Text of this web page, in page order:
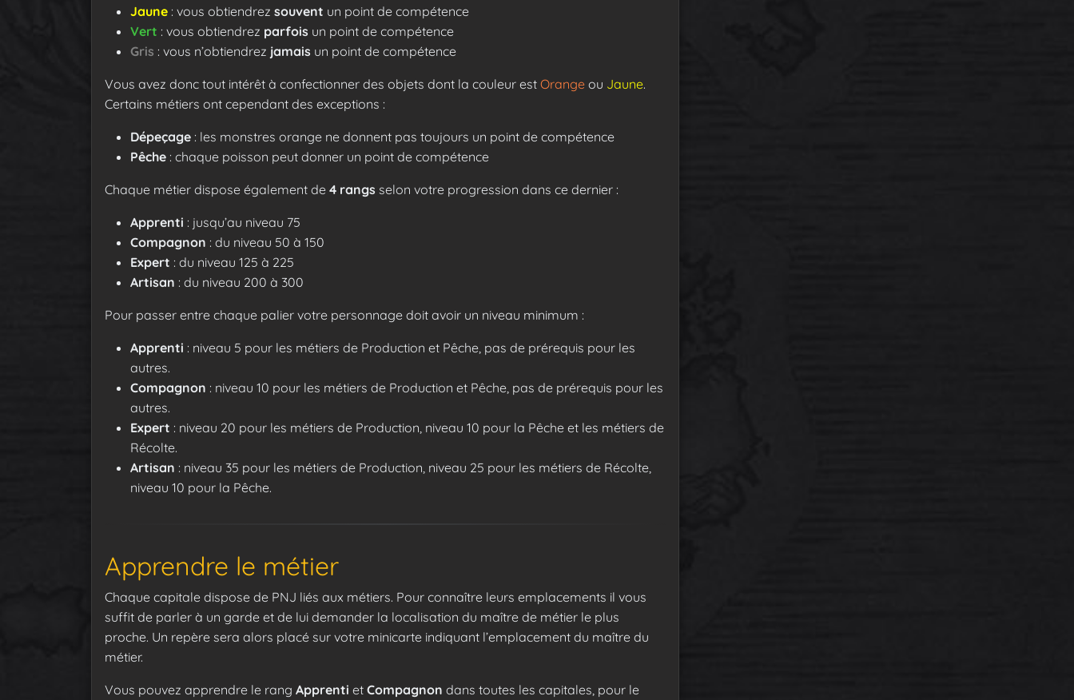
Jaune : vous obtiendrez souvent un point de compétence
Vert : vous obtiendrez parfois un point de compétence
Gris : vous n’obtiendrez jamais un point de compétence
Vous avez donc tout intérêt à confectionner des objets dont la couleur est Orange ou Jaune.
Certains métiers ont cependant des exceptions :
Dépeçage : les monstres orange ne donnent pas toujours un point de compétence
Pêche : chaque poisson peut donner un point de compétence
Chaque métier dispose également de 4 rangs selon votre progression dans ce dernier :
Apprenti : jusqu’au niveau 75
Compagnon : du niveau 50 à 150
Expert : du niveau 125 à 225
Artisan : du niveau 200 à 300
Pour passer entre chaque palier votre personnage doit avoir un niveau minimum :
Apprenti : niveau 5 pour les métiers de Production et Pêche, pas de prérequis pour les
autres.
Compagnon : niveau 10 pour les métiers de Production et Pêche, pas de prérequis pour les
autres.
Expert : niveau 20 pour les métiers de Production, niveau 10 pour la Pêche et les métiers de
Récolte.
Artisan : niveau 35 pour les métiers de Production, niveau 25 pour les métiers de Récolte,
niveau 10 pour la Pêche.
Apprendre le métier
Chaque capitale dispose de PNJ liés aux métiers. Pour connaître leurs emplacements il vous
suffit de parler à un garde et de lui demander la localisation du maître de métier le plus
proche. Un repère sera alors placé sur votre minicarte indiquant l’emplacement du maître du
métier.
Vous pouvez apprendre le rang Apprenti et Compagnon dans toutes les capitales, pour le